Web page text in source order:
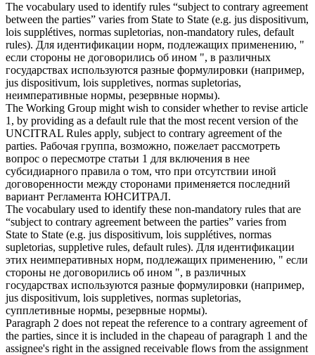
The vocabulary used to identify rules “subject to contrary agreement
between the parties” varies from State to State (e.g. jus dispositivum,
lois supplétives, normas supletorias, non-mandatory rules, default
rules). Для идентификации норм, подлежащих применению, "
если стороны не договорились об ином ", в различных
государствах используются разные формулировки (например,
jus dispositivum, lois suppletives, normas supletorias,
неимперативные нормы, резервные нормы).
The Working Group might wish to consider whether to revise article
1, by providing as a default rule that the most recent version of the
UNCITRAL Rules apply, subject to contrary agreement of the
parties. Рабочая группа, возможно, пожелает рассмотреть
вопрос о пересмотре статьи 1 для включения в нее
субсидиарного правила о том, что при отсутствии иной
договоренности между сторонами применяется последний
вариант Регламента ЮНСИТРАЛ.
The vocabulary used to identify these non-mandatory rules that are
“subject to contrary agreement between the parties” varies from
State to State (e.g. jus dispositivum, lois supplétives, normas
supletorias, suppletive rules, default rules). Для идентификации
этих неимперативных норм, подлежащих применению, " если
стороны не договорились об ином ", в различных
государствах используются разные формулировки (например,
jus dispositivum, lois suppletives, normas supletorias,
супплетивные нормы, резервные нормы).
Paragraph 2 does not repeat the reference to a contrary agreement of
the parties, since it is included in the chapeau of paragraph 1 and the
assignee's right in the assigned receivable flows from the assignment